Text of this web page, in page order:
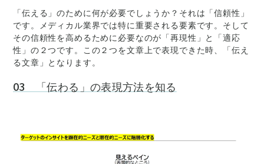
「伝える」のために何が必要でしょうか？それは「信頼性」
です。メディカル業界では特に重要される要素です。そして
その信頼性を高めるために必要なのが「再現性」と「適応
性」の２つです。この２つを文章上で表現できた時、「伝え
る文章」となります。
03 「伝わる」の表現方法を知る